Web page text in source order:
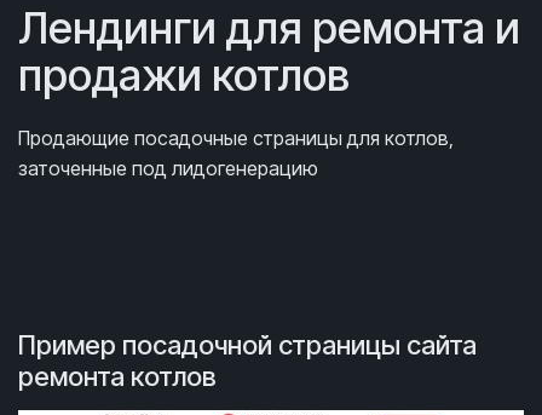
Лендинги для ремонта и
продажи котлов
Продающие посадочные страницы для котлов,
заточенные под лидогенерацию
Пример посадочной страницы сайта
ремонта котлов